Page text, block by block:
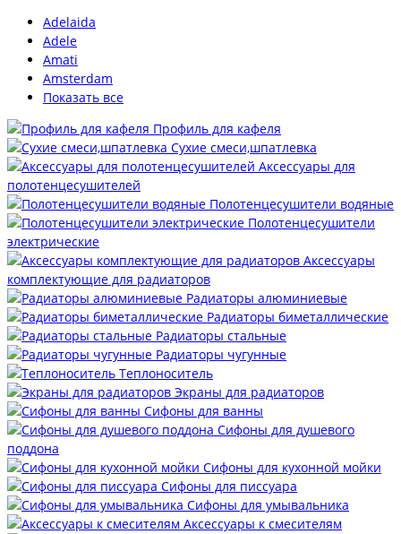
Adelaida
Adele
Amati
Amsterdam
Показать все
Профиль для кафеля
Сухие смеси,шпатлевка
Аксессуары для
полотенцесушителей
Полотенцесушители водяные
Полотенцесушители
электрические
Аксессуары
комплектующие для радиаторов
Радиаторы алюминиевые
Радиаторы биметаллические
Радиаторы стальные
Радиаторы чугунные
Теплоноситель
Экраны для радиаторов
Сифоны для ванны
Сифоны для душевого
поддона
Сифоны для кухонной мойки
Сифоны для писсуара
Сифоны для умывальника
Аксессуары к смесителям